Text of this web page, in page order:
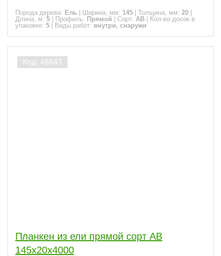
Порода дерева: Ель Ширина, мм: 145 Толщина, мм: 20
Длина, м: 5 Профиль: Прямой Сорт: АВ
Кол-во досок в
упаковке: 5 Виды работ: внутри, снаружи
Планкен из ели прямой сорт АВ
145x20x4000